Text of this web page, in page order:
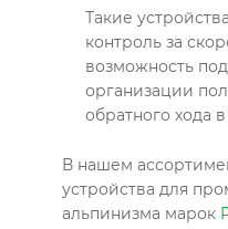
Такие
контроль за
возможность
организации
обратного хода
В нашем
устройства для
альпинизма марок